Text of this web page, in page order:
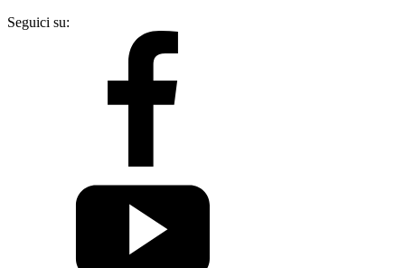
Seguici su: